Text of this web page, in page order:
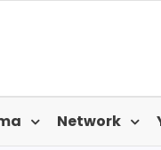
Network